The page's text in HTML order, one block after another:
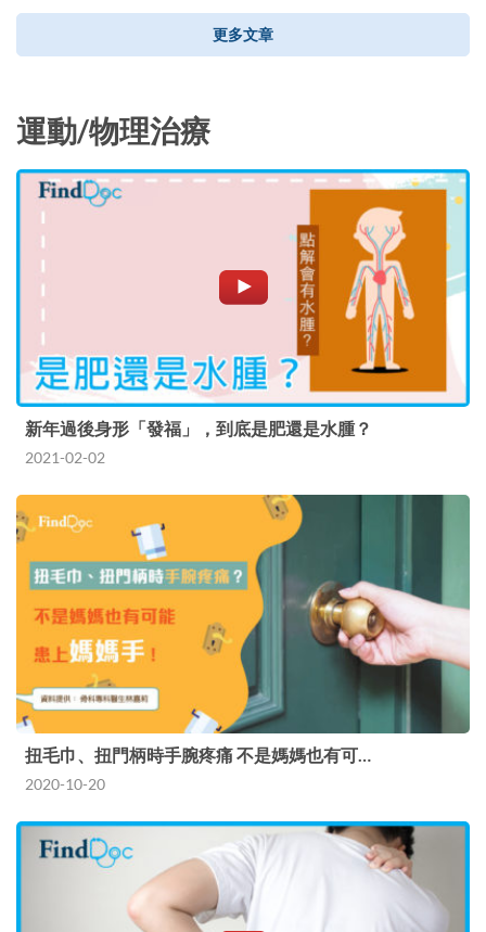
更多文章
運動/物理治療
新年過後身形「發福」，到底是肥還是水腫？
2021-02-02
扭毛巾、扭門柄時手腕疼痛 不是媽媽也有可…
2020-10-20